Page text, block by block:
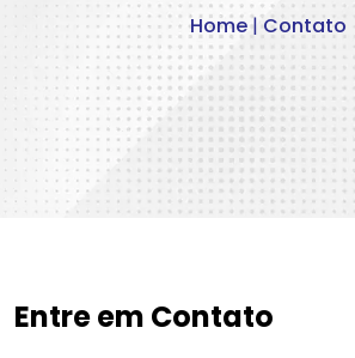
Home| Contato
Entre em Contato